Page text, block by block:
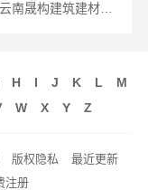
轻奢高端重钢住宅本地维保，云南晟构建筑建材有限公司
H I J K L
M
W X Y Z
版权隐私
最近更新
注册